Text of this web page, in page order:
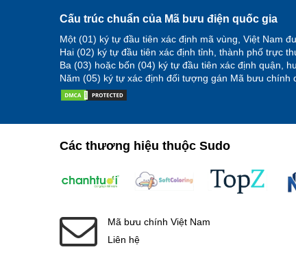
Cấu trúc chuẩn của Mã bưu điện quốc gia
Một (01) ký tự đầu tiên xác định mã vùng, Việt Nam
Hai (02) ký tự đầu tiên xác định tỉnh, thành phố trực
Ba (03) hoặc bốn (04) ký tự đầu tiên xác định quận,
Năm (05) ký tự xác định đối tượng gán Mã bưu chính
Các thương hiệu thuộc Sudo
Mã bưu chính Việt Nam
Liên hệ